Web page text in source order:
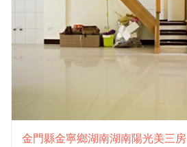
金門縣金寧鄉湖南湖南陽光美三房